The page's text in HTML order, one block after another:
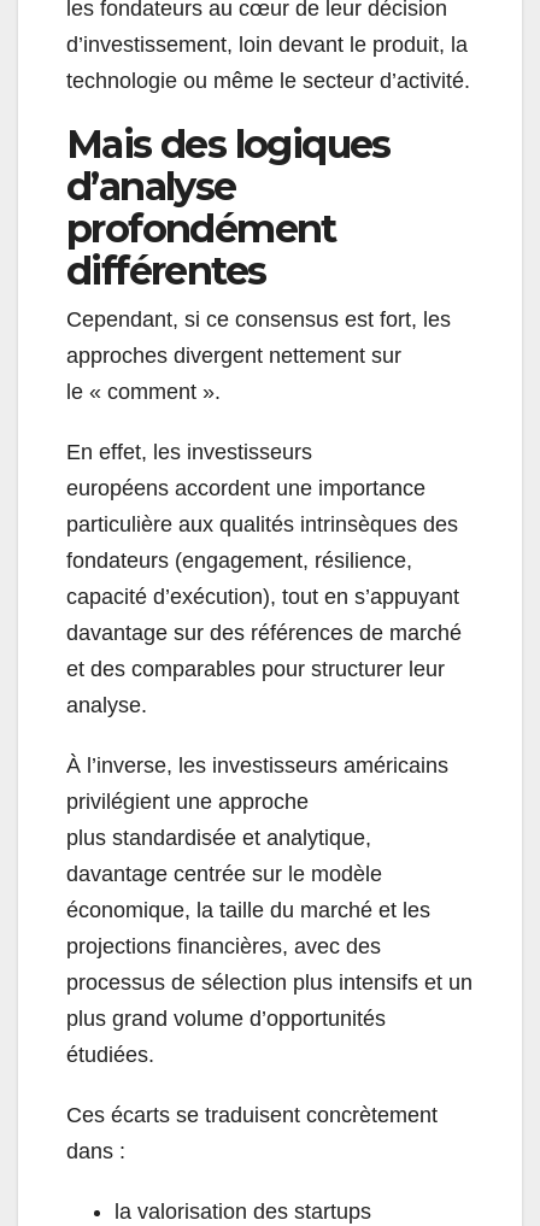
les fondateurs au cœur de leur décision
d’investissement, loin devant le produit, la
technologie ou même le secteur d’activité.
Mais des logiques
d’analyse
profondément
différentes
Cependant, si ce consensus est fort, les
approches divergent nettement sur
le « comment ».
En effet, les investisseurs
européens accordent une importance
particulière aux qualités intrinsèques des
fondateurs (engagement, résilience,
capacité d’exécution), tout en s’appuyant
davantage sur des références de marché
et des comparables pour structurer leur
analyse.
À l’inverse, les investisseurs américains
privilégient une approche
plus standardisée et analytique,
davantage centrée sur le modèle
économique, la taille du marché et les
projections financières, avec des
processus de sélection plus intensifs et un
plus grand volume d’opportunités
étudiées.
Ces écarts se traduisent concrètement
dans :
la valorisation des startups